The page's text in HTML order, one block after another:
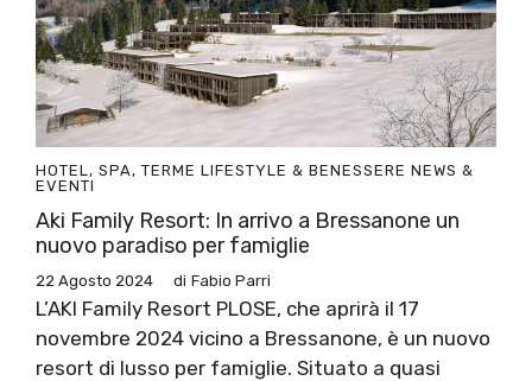
HOTEL, SPA, TERME LIFESTYLE & BENESSERE NEWS &
EVENTI
Aki Family Resort: In arrivo a Bressanone un
nuovo paradiso per famiglie
22 Agosto 2024 di Fabio Parri
L’AKI Family Resort PLOSE, che aprirà il 17
novembre 2024 vicino a Bressanone, è un nuovo
resort di lusso per famiglie. Situato a quasi